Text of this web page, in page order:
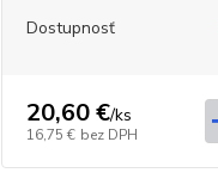
Dostupnosť
20,60 €/ks
16,75 € bez DPH